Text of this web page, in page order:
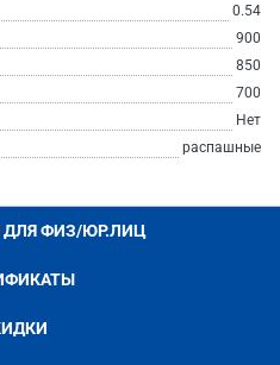
0.54
900
850
700
Нет
распашные
ФИЗ/ЮР.ЛИЦ